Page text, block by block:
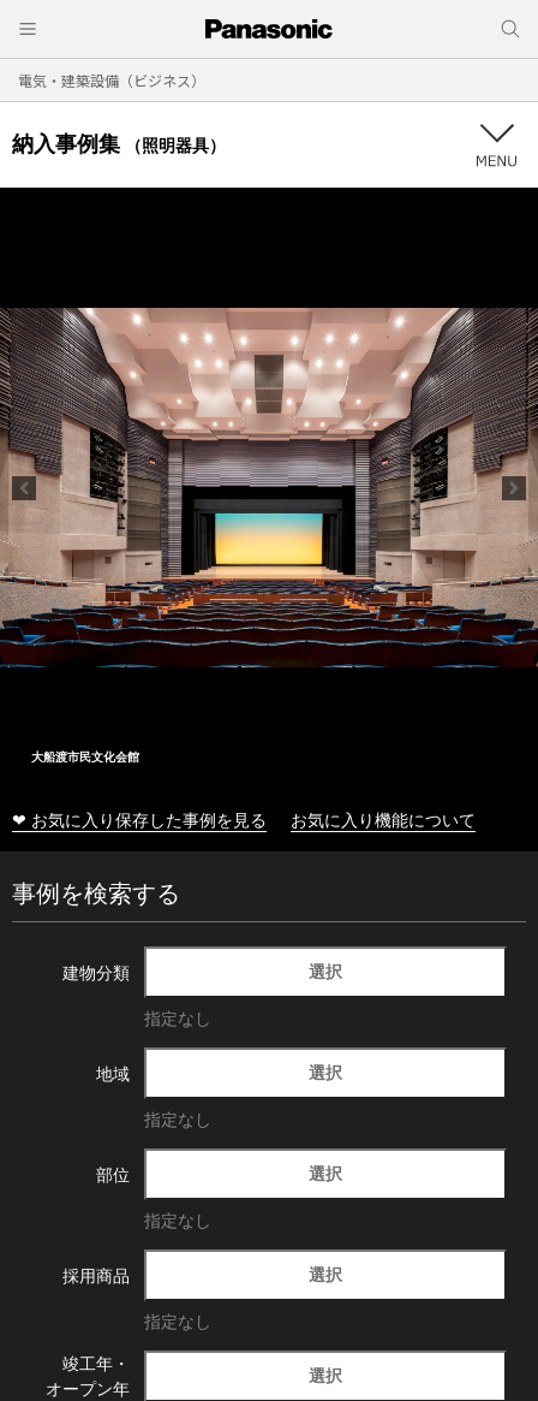
電気・建築設備（ビジネス）
納入事例集 （照明器具）
大船渡市民文化会館
❤ お気に入り保存した事例を見る お気に入り機能について
事例を検索する
建物分類 選択
指定なし
地域 選択
指定なし
部位 選択
指定なし
採用商品 選択
指定なし
竣工年・
オープン年
選択